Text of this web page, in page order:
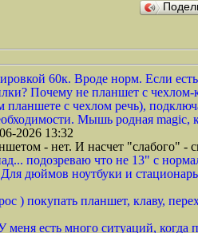
60к. Вроде норм. Если
Почему не планшет с чехлом-
с чехлом речь),
Мышь родная magic,
2026 13:32
- нет. И насчет "слабого" -
подозреваю что не 13" с
дюймов ноутбуки и
) покупать планшет, клаву,
есть много ситуаций, когда